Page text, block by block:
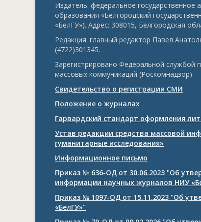
Издатель: федеральное
образования «Белгородский
«БелГУ»). Адрес: 308015, Белгородская
Редакция: главный редактор Павел
(4722)301345.
Зарегистрировано Федеральной службой
массовых коммуникаций (Роскомнадзор)
Свидетельство о регистрации СМИ
Положение о журналах
Гарвардский стандарт оформления
Устав редакции средства массовой
гуманитарные исследования»
Информационное письмо
Приказ № 636-ОД от 30.06.2023 "Об
информации научных журналов НИУ
Приказ № 1097-ОД от 15.11.2023 "Об
«БелГУ»"